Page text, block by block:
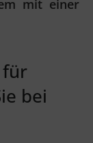
mit einer
bei